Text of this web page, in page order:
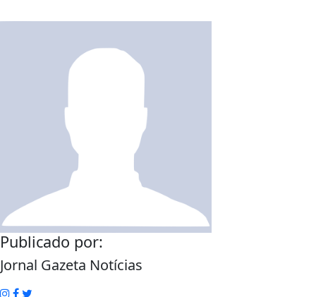
Publicado por:
Jornal Gazeta Notícias